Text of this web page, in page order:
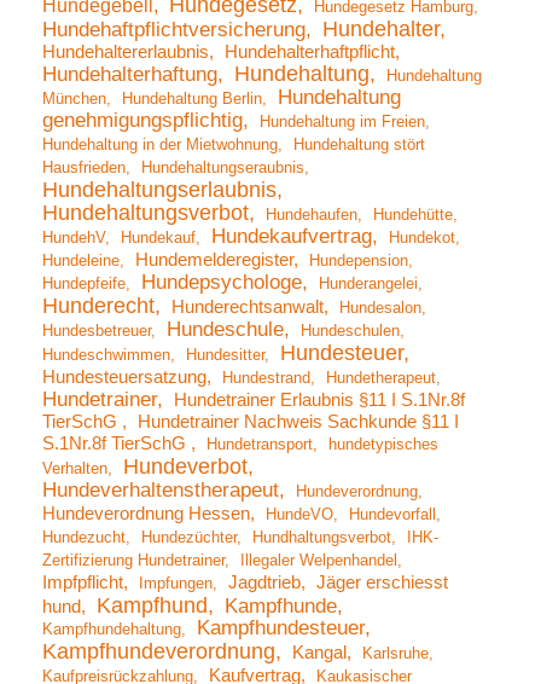
Hundegebell
Hundegesetz Hundegesetz Hamburg
Hundehaftpflichtversicherung Hundehalter
Hundehaltererlaubnis Hundehalterhaftpflicht
Hundehalterhaftung Hundehaltung
Hundehaltung
München
Hundehaltung Berlin
Hundehaltung
genehmigungspflichtig
Hundehaltung im Freien
Hundehaltung in der Mietwohnung
Hundehaltung stört
Hausfrieden
Hundehaltungseraubnis
Hundehaltungserlaubnis
Hundehaltungsverbot
Hundehaufen
Hundehütte
HundehV
Hundekauf Hundekaufvertrag
Hundekot
Hundeleine
Hundemelderegister
Hundepension
Hundepfeife
Hundepsychologe Hunderangelei
Hunderecht Hunderechtsanwalt
Hundesalon
Hundesbetreuer
Hundeschule
Hundeschulen
Hundeschwimmen
Hundesitter Hundesteuer
Hundesteuersatzung Hundestrand Hundetherapeut
Hundetrainer
Hundetrainer Erlaubnis §11 I S.1Nr.8f
TierSchG
Hundetrainer Nachweis Sachkunde §11 I
S.1Nr.8f TierSchG
Hundetransport
hundetypisches
Verhalten
Hundeverbot
Hundeverhaltenstherapeut Hundeverordnung
Hundeverordnung Hessen HundeVO
Hundevorfall
Hundezucht
Hundezüchter Hundhaltungsverbot
IHK-
Zertifizierung Hundetrainer
Illegaler Welpenhandel
Impfpflicht Impfungen Jagdtrieb
Jäger erschiesst
hund
Kampfhund Kampfhunde
Kampfhundehaltung Kampfhundesteuer
Kampfhundeverordnung Kangal
Karlsruhe
Kaufpreisrückzahlung
Kaufvertrag Kaukasischer